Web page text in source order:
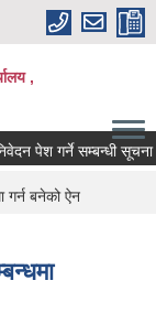
,
पेश गर्ने सम्बन्धी सूचना
गर्न बनेको ऐन